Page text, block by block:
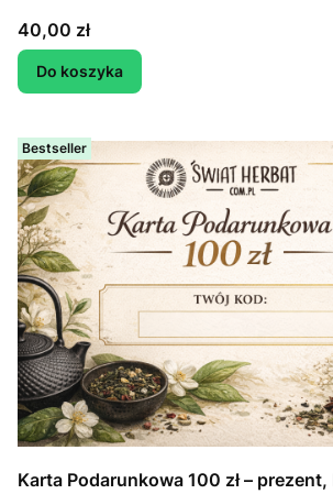
Cena
40,00 zł
Do koszyka
Bestseller
Karta Podarunkowa 100 zł –